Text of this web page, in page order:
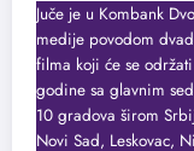
Juče je u Kombank
medije povodom
filma koji će se
godine sa glavnim
10 gradova širom
Novi Sad, Leskovac,